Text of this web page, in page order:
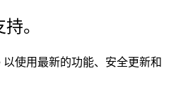
。
使用最新的功能、安全更新和